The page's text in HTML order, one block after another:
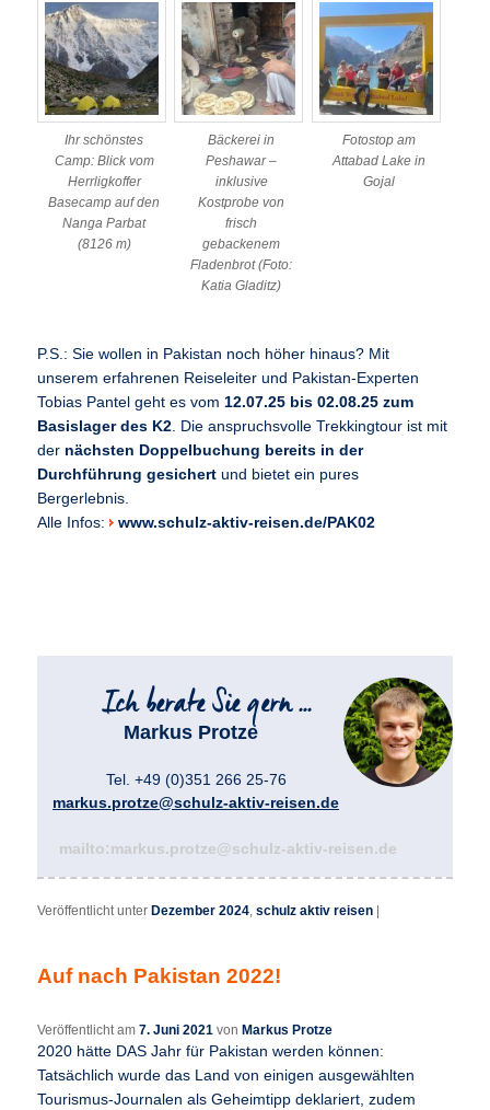
Ihr schönstes
Camp: Blick vom
Herrligkoffer
Basecamp auf den
Nanga Parbat
(8126 m)
Bäckerei in
Peshawar –
inklusive
Kostprobe von
frisch
gebackenem
Fladenbrot (Foto:
Katia Gladitz)
Fotostop am
Attabad Lake in
Gojal
P.S.: Sie wollen in Pakistan noch höher hinaus? Mit
unserem erfahrenen Reiseleiter und Pakistan-Experten
Tobias Pantel geht es vom12.07.25 bis 02.08.25 zum
Basislager des K2. Die anspruchsvolle Trekkingtour ist mit
der nächsten Doppelbuchung bereits in der
Durchführung gesichert und bietet ein pures
Bergerlebnis.
Alle Infos: www.schulz-aktiv-reisen.de/PAK02
Markus Protze
Tel. +49 (0)351 266 25-76
markus.protze@schulz-aktiv-reisen.de
mailto:markus.protze@schulz-aktiv-reisen.de
Veröffentlicht unter Dezember 2024,schulz aktiv reisen
Auf nach Pakistan 2022!
Veröffentlicht am7. Juni 2021 von Markus Protze
2020 hätte DAS Jahr für Pakistan werden können:
Tatsächlich wurde das Land von einigen ausgewählten
Tourismus-Journalen als Geheimtipp deklariert, zudem